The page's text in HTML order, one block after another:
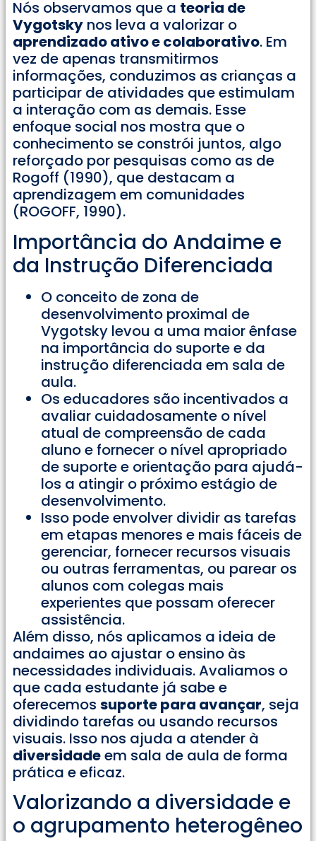
Nós observamos que a teoria de
Vygotsky nos leva a valorizar o
aprendizado ativo e colaborativo. Em
vez de apenas transmitirmos
informações, conduzimos as crianças a
participar de atividades que estimulam
a interação com as demais. Esse
enfoque social nos mostra que o
conhecimento se constrói juntos, algo
reforçado por pesquisas como as de
Rogoff (1990), que destacam a
aprendizagem em comunidades
(ROGOFF, 1990).
Importância do Andaime e
da Instrução Diferenciada
O conceito de zona de
desenvolvimento proximal de
Vygotsky levou a uma maior ênfase
na importância do suporte e da
instrução diferenciada em sala de
aula.
Os educadores são incentivados a
avaliar cuidadosamente o nível
atual de compreensão de cada
aluno e fornecer o nível apropriado
de suporte e orientação para ajudá-
los a atingir o próximo estágio de
desenvolvimento.
Isso pode envolver dividir as tarefas
em etapas menores e mais fáceis de
gerenciar, fornecer recursos visuais
ou outras ferramentas, ou parear os
alunos com colegas mais
experientes que possam oferecer
assistência.
Além disso, nós aplicamos a ideia de
andaimes ao ajustar o ensino às
necessidades individuais. Avaliamos o
que cada estudante já sabe e
oferecemos suporte para avançar, seja
dividindo tarefas ou usando recursos
visuais. Isso nos ajuda a atender à
diversidadeem sala de aula de forma
prática e eficaz.
Valorizando a diversidade e
o agrupamento heterogêneo